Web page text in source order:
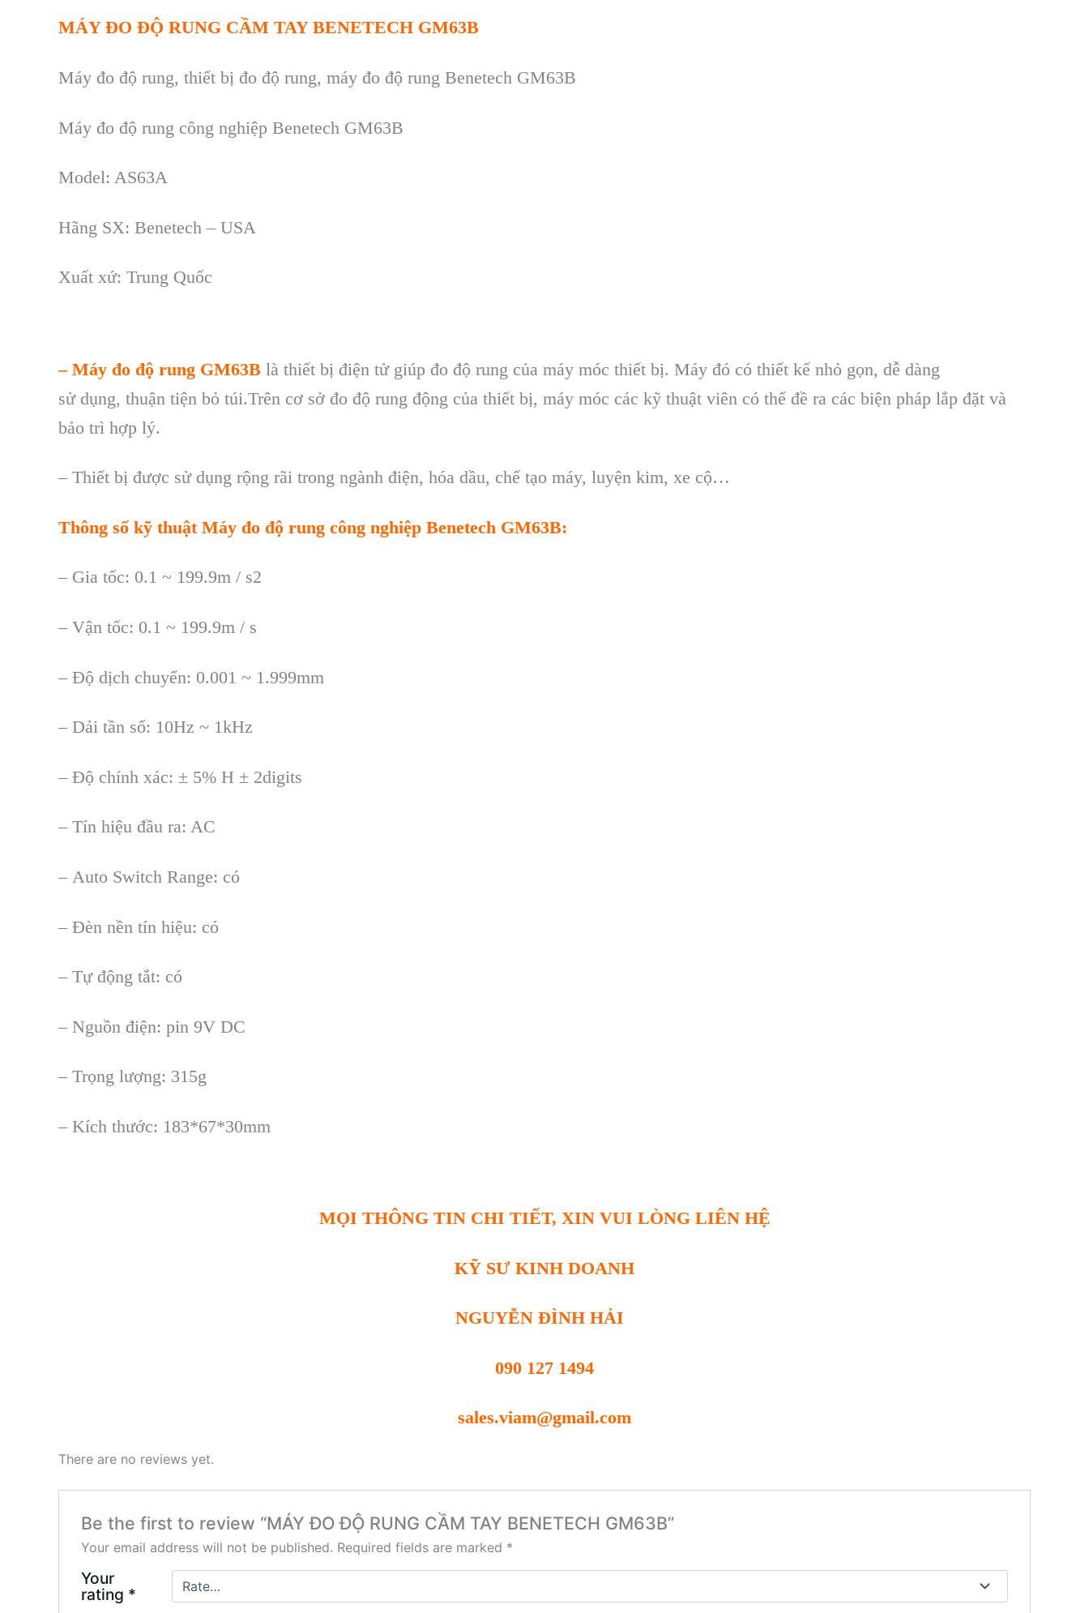
MÁY ĐO ĐỘ RUNG CẦM TAY BENETECH GM63B
Máy đo độ rung, thiết bị đo độ rung, máy đo độ rung Benetech GM63B
Máy đo độ rung công nghiệp Benetech GM63B
Model: AS63A
Hãng SX: Benetech – USA
Xuất xứ: Trung Quốc
– Máy đo độ rung GM63B là thiết bị điện tử giúp đo độ rung của máy móc thiết bị. Máy đó có thiết kế nhỏ gọn, dễ dàng
sử dụng, thuận tiện bỏ túi.Trên cơ sở đo độ rung động của thiết bị, máy móc các kỹ thuật viên có thể đề ra các biện pháp lắp đặt và
bảo trì hợp lý.
– Thiết bị được sử dụng rộng rãi trong ngành điện, hóa dầu, chế tạo máy, luyện kim, xe cộ…
Thông số kỹ thuật Máy đo độ rung công nghiệp Benetech GM63B:
– Gia tốc: 0.1 ~ 199.9m / s2
– Vận tốc: 0.1 ~ 199.9m / s
– Độ dịch chuyển: 0.001 ~ 1.999mm
– Dải tần số: 10Hz ~ 1kHz
– Độ chính xác: ± 5% H ± 2digits
– Tín hiệu đầu ra: AC
– Auto Switch Range: có
– Đèn nền tín hiệu: có
– Tự động tắt: có
– Nguồn điện: pin 9V DC
– Trọng lượng: 315g
– Kích thước: 183*67*30mm
MỌI THÔNG TIN CHI TIẾT, XIN VUI LÒNG LIÊN HỆ
KỸ SƯ KINH DOANH
NGUYỄN ĐÌNH HẢI
090 127 1494
sales.viam@gmail.com
There are no reviews yet.
Be the first to review “MÁY ĐO ĐỘ RUNG CẦM TAY BENETECH GM63B”
Your email address will not be published. Required fields are marked *
Your
rating *